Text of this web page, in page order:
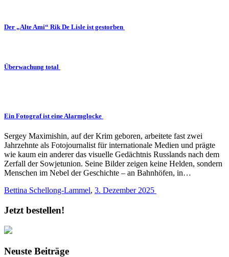
Der „Alte Ami“ Rik De Lisle ist gestorben
Überwachung total
Ein Fotograf ist eine Alarmglocke
Sergey Maximishin, auf der Krim geboren, arbeitete fast zwei
Jahrzehnte als Fotojournalist für internationale Medien und prägte
wie kaum ein anderer das visuelle Gedächtnis Russlands nach dem
Zerfall der Sowjetunion. Seine Bilder zeigen keine Helden, sondern
Menschen im Nebel der Geschichte – an Bahnhöfen, in…
Bettina Schellong-Lammel, 3. Dezember 2025
Jetzt bestellen!
Neuste Beiträge